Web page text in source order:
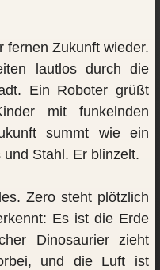
fernen Zukunft wieder.
lautlos durch die
Ein Roboter grüßt
mit funkelnden
summt wie ein
Stahl. Er blinzelt.
Zero steht plötzlich
Es ist die Erde
Dinosaurier zieht
und die Luft ist